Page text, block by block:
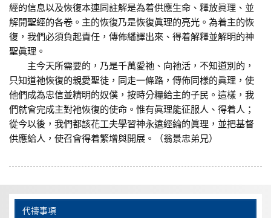
經的信息以及恢復本連同註解是為着供應生命、釋放眞理、並
解開聖經的各卷。主的恢復乃是恢復眞理的亮光。為着主的恢
復，我們必須負起責任，傳佈繙譯出來、得着解釋並解明的神
聖眞理。
主今天所需要的，乃是千萬愛祂、向祂活，不知道別的，
只知道祂恢復的親愛聖徒，同走一條路，傳佈同樣的眞理，使
他們成為忠信並精明的奴僕，按時分糧給主的子民。這樣，我
們就會完成主對祂恢復的使命。惟有眞理能征服人、得着人；
從今以後，我們都該花工夫學習神永遠經綸的眞理，並把基督
供應給人，使召會得着繁增與開展。（翁景忠弟兄）
代禱事項